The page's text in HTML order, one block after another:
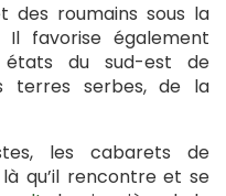
des roumains sous la
Il favorise également
états du sud-est de
terres serbes, de la
les cabarets de
qu’il rencontre et se